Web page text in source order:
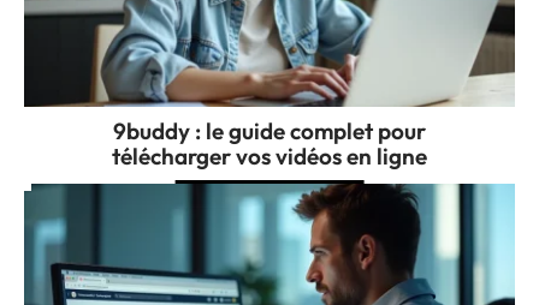
9buddy : le guide complet pour
télécharger vos vidéos en ligne